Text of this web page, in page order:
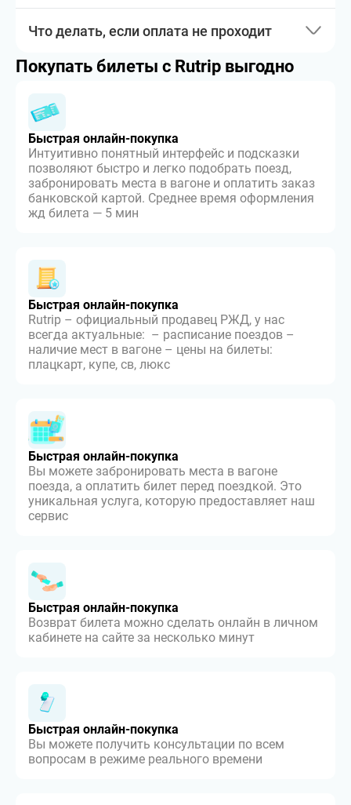
Что делать, если оплата не проходит
Покупать билеты с Rutrip выгодно
Быстрая онлайн-покупка
Интуитивно понятный интерфейс и подсказки
позволяют быстро и легко подобрать поезд,
забронировать места в вагоне и оплатить заказ
банковской картой. Среднее время оформления
жд билета — 5 мин
Быстрая онлайн-покупка
Rutrip – официальный продавец РЖД, у нас
всегда актуальные: – расписание поездов –
наличие мест в вагоне – цены на билеты:
плацкарт, купе, св, люкс
Быстрая онлайн-покупка
Вы можете забронировать места в вагоне
поезда, а оплатить билет перед поездкой. Это
уникальная услуга, которую предоставляет наш
сервис
Быстрая онлайн-покупка
Возврат билета можно сделать онлайн в личном
кабинете на сайте за несколько минут
Быстрая онлайн-покупка
Вы можете получить консультации по всем
вопросам в режиме реального времени